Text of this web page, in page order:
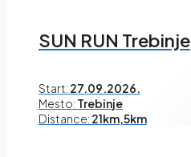
SUN RUN Trebinje
Start: 27.09.2026.
Mesto: Trebinje
Distance: 21km,5km